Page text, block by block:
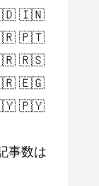
🇮🇳
🇵🇹
🇷🇸
🇪🇬
🇵🇾
事数は